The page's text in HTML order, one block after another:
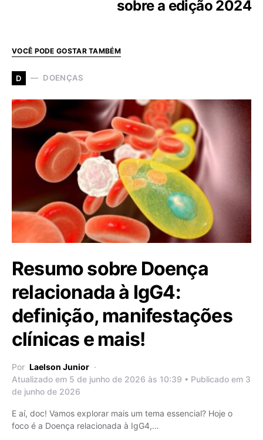
sobre a edição 2024
VOCÊ PODE GOSTAR TAMBÉM
D DOENÇAS
Resumo sobre Doença
relacionada à IgG4:
definição, manifestações
clínicas e mais!
Por Laelson Junior
Atualizado em 5 de junho de 2026 às 10:39 • Publicado em 3
de junho de 2026
E aí, doc! Vamos explorar mais um tema essencial? Hoje o
foco é a Doença relacionada à IgG4,…